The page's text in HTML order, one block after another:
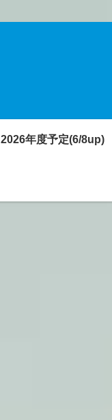
2026年度予定(6/8up)